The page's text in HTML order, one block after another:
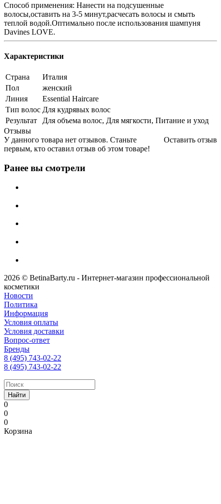
Способ применения: Нанести на подсушенные
волосы,оставить на 3-5 минут,расчесать волосы и смыть
теплой водой.Оптимально после использования шампуня
Davines LOVE.
Характеристики
Страна
Италия
Пол
женский
Линия
Essential Haircare
Тип волос Для кудрявых волос
Результат
Для объема волос, Для мягкости, Питание и уход
Отзывы
Оставить отзыв
У данного товара нет отзывов. Станьте
первым, кто оставил отзыв об этом товаре!
Ранее вы смотрели
2026 © BetinaBarty.ru - Интернет-магазин профессиональной
косметики
Новости
Политика
Информация
Условия оплаты
Условия доставки
Вопрос-ответ
Бренды
8 (495) 743-02-22
8 (495) 743-02-22
Найти
0
0
0
Корзина